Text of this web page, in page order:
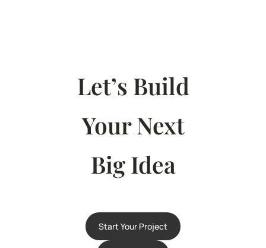
Let’s Build
Your Next
Big Idea
Start Your Project